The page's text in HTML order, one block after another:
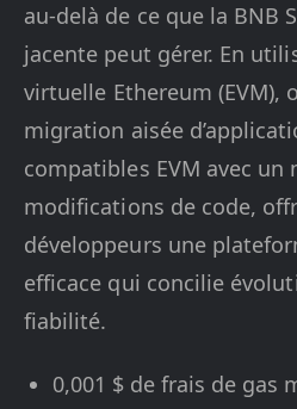
au-delà de ce que la BNB
jacente peut gérer. En
virtuelle Ethereum (EVM),
migration aisée
compatibles EVM avec
modifications de code,
développeurs une
efficace qui concilie
fiabilité.
0,001 $ de frais de gas